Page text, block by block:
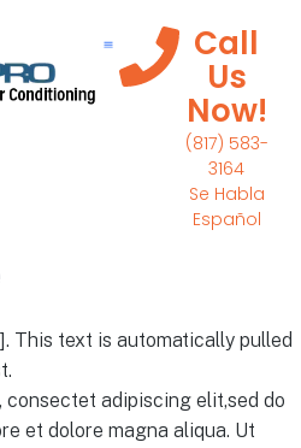
Call
Us
Now!
(817) 583-
3164
Se Habla
Español
This text is automatically pulled
consectet adipiscing elit,sed do
et dolore magna aliqua. Ut